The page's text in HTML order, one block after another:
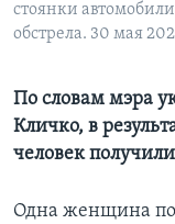
Языки
стоянки
обстрела. 30 мая
По словам мэра
Кличко, в
человек
Одна женщина